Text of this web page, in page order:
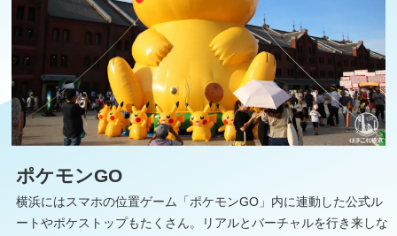
ポケモンGO
横浜にはスマホの位置ゲーム「ポケモンGO」内に連動した公式ル
ートやポケストップもたくさん。リアルとバーチャルを行き来しな